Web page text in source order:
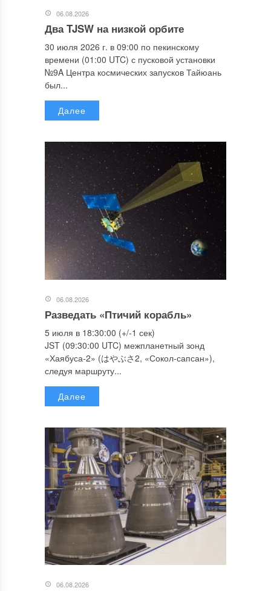
06.08.2026
Два TJSW на низкой орбите
30 июля 2026 г. в 09:00 по пекинскому
времени (01:00 UTC) с пусковой установки
№9A Центра космических запусков Тайюань
был...
Далее
06.08.2026
Разведать «Птичий корабль»
5 июля в 18:30:00 (+/-1 сек)
JST (09:30:00 UTC) межпланетный зонд
«Хаябуса-2» (はやぶさ2, «Сокол-сапсан»),
следуя маршруту...
Далее
06.08.2026